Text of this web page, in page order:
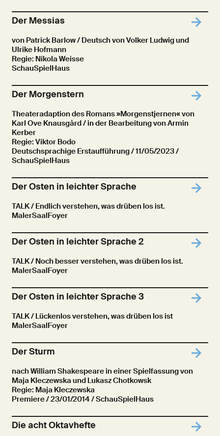
Der Messias
von Patrick Barlow / Deutsch von Volker Ludwig und
Ulrike Hofmann
Regie: Nikola Weisse
SchauSpielHaus
Der Morgenstern
Theateradaption des Romans »Morgenstjernen« von
Karl Ove Knausgård / in der Bearbeitung von Armin
Kerber
Regie: Viktor Bodo
Deutschsprachige Erstaufführung/ 11/05/2023 /
SchauSpielHaus
Der Osten in leichter Sprache
TALK / Endlich verstehen, was drüben los ist.
MalerSaalFoyer
Der Osten in leichter Sprache 2
TALK / Noch besser verstehen, was drüben los ist.
MalerSaalFoyer
Der Osten in leichter Sprache 3
TALK / Lückenlos verstehen, was drüben los ist
MalerSaalFoyer
Der Sturm
nach William Shakespeare in einer Spielfassung von
Maja Kleczewska und Lukasz Chotkowsk
Regie: Maja Kleczewska
Premiere/ 23/01/2014 / SchauSpielHaus
Die acht Oktavhefte